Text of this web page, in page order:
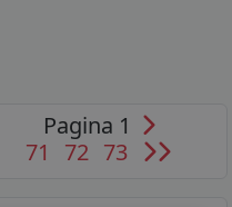
Pagina 1
71
72 73